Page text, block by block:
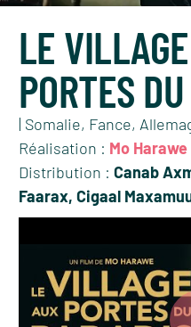
LE
PORTES
| Somalie, Fance,
Réalisation : Mo Harawe
Distribution : Canab
Faarax, Cigaal